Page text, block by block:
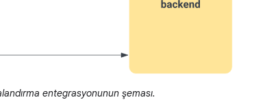
entegrasyonunun şeması.